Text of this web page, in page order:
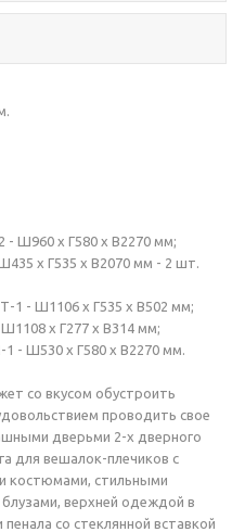
Ш960 х Г580 х В2270 мм;
х Г535 х В2070 мм - 2 шт.
1 - Ш1106 х Г535 х В502 мм;
х Г277 х В314 мм;
- Ш530 х Г580 х В2270 мм.
со вкусом обустроить
проводить свое
дверьми 2-х дверного
для вешалок-плечиков с
костюмами, стильными
верхней одеждой в
со стеклянной вставкой